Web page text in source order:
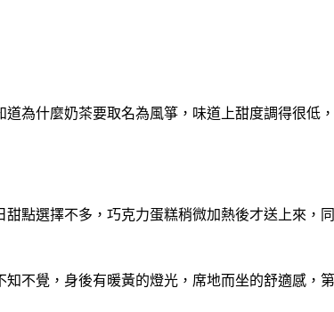
為什麼奶茶要取名為風箏，味道上甜度調得很低
點選擇不多，巧克力蛋糕稍微加熱後才送上來，
不覺，身後有暖黃的燈光，席地而坐的舒適感，